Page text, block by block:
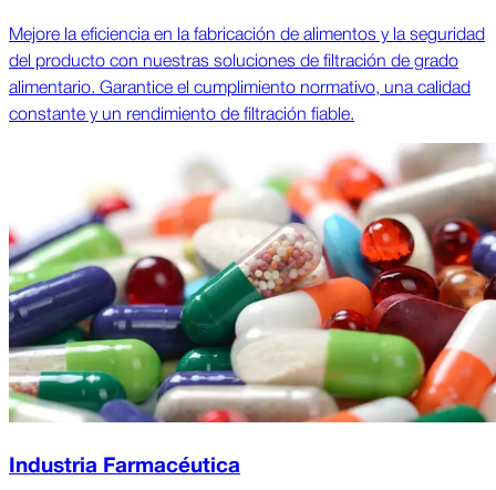
Mejore la eficiencia en la fabricación de alimentos y la seguridad
del producto con nuestras soluciones de filtración de grado
alimentario. Garantice el cumplimiento normativo, una calidad
constante y un rendimiento de filtración fiable.
Industria Farmacéutica